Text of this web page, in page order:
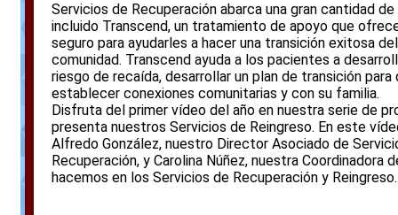
Servicios de Recuperación abarca una gran cantidad
incluido Transcend, un tratamiento de apoyo que
seguro para ayudarles a hacer una transición exitosa
comunidad. Transcend ayuda a los pacientes a
riesgo de recaída, desarrollar un plan de transición
establecer conexiones comunitarias y con su familia.
Disfruta del primer vídeo del año en nuestra serie de
presenta nuestros Servicios de Reingreso. En este
Alfredo González, nuestro Director Asociado de
Recuperación, y Carolina Núñez, nuestra Coordinadora
hacemos en los Servicios de Recuperación y Reingreso.